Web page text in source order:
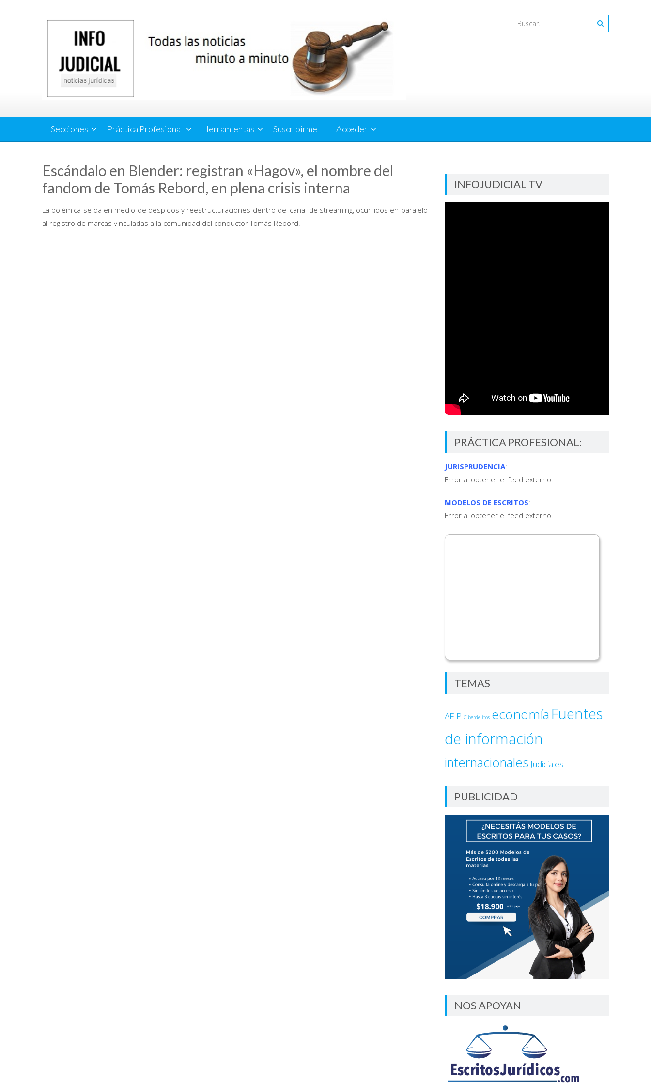
Secciones Práctica Profesional Herramientas Suscribirme Acceder
Escándalo en Blender: registran «Hagov», el nombre del
fandom de Tomás Rebord, en plena crisis interna
La polémica se da en medio de despidos y reestructuraciones dentro del canal de streaming, ocurridos en paralelo
al registro de marcas vinculadas a la comunidad del conductor Tomás Rebord.
INFOJUDICIAL TV
PRÁCTICA PROFESIONAL:
JURISPRUDENCIA:
Error al obtener el feed externo.
MODELOS DE ESCRITOS:
Error al obtener el feed externo.
TEMAS
AFIP Ciberdelitos economía Fuentes
de información
internacionales Judiciales
PUBLICIDAD
NOS APOYAN